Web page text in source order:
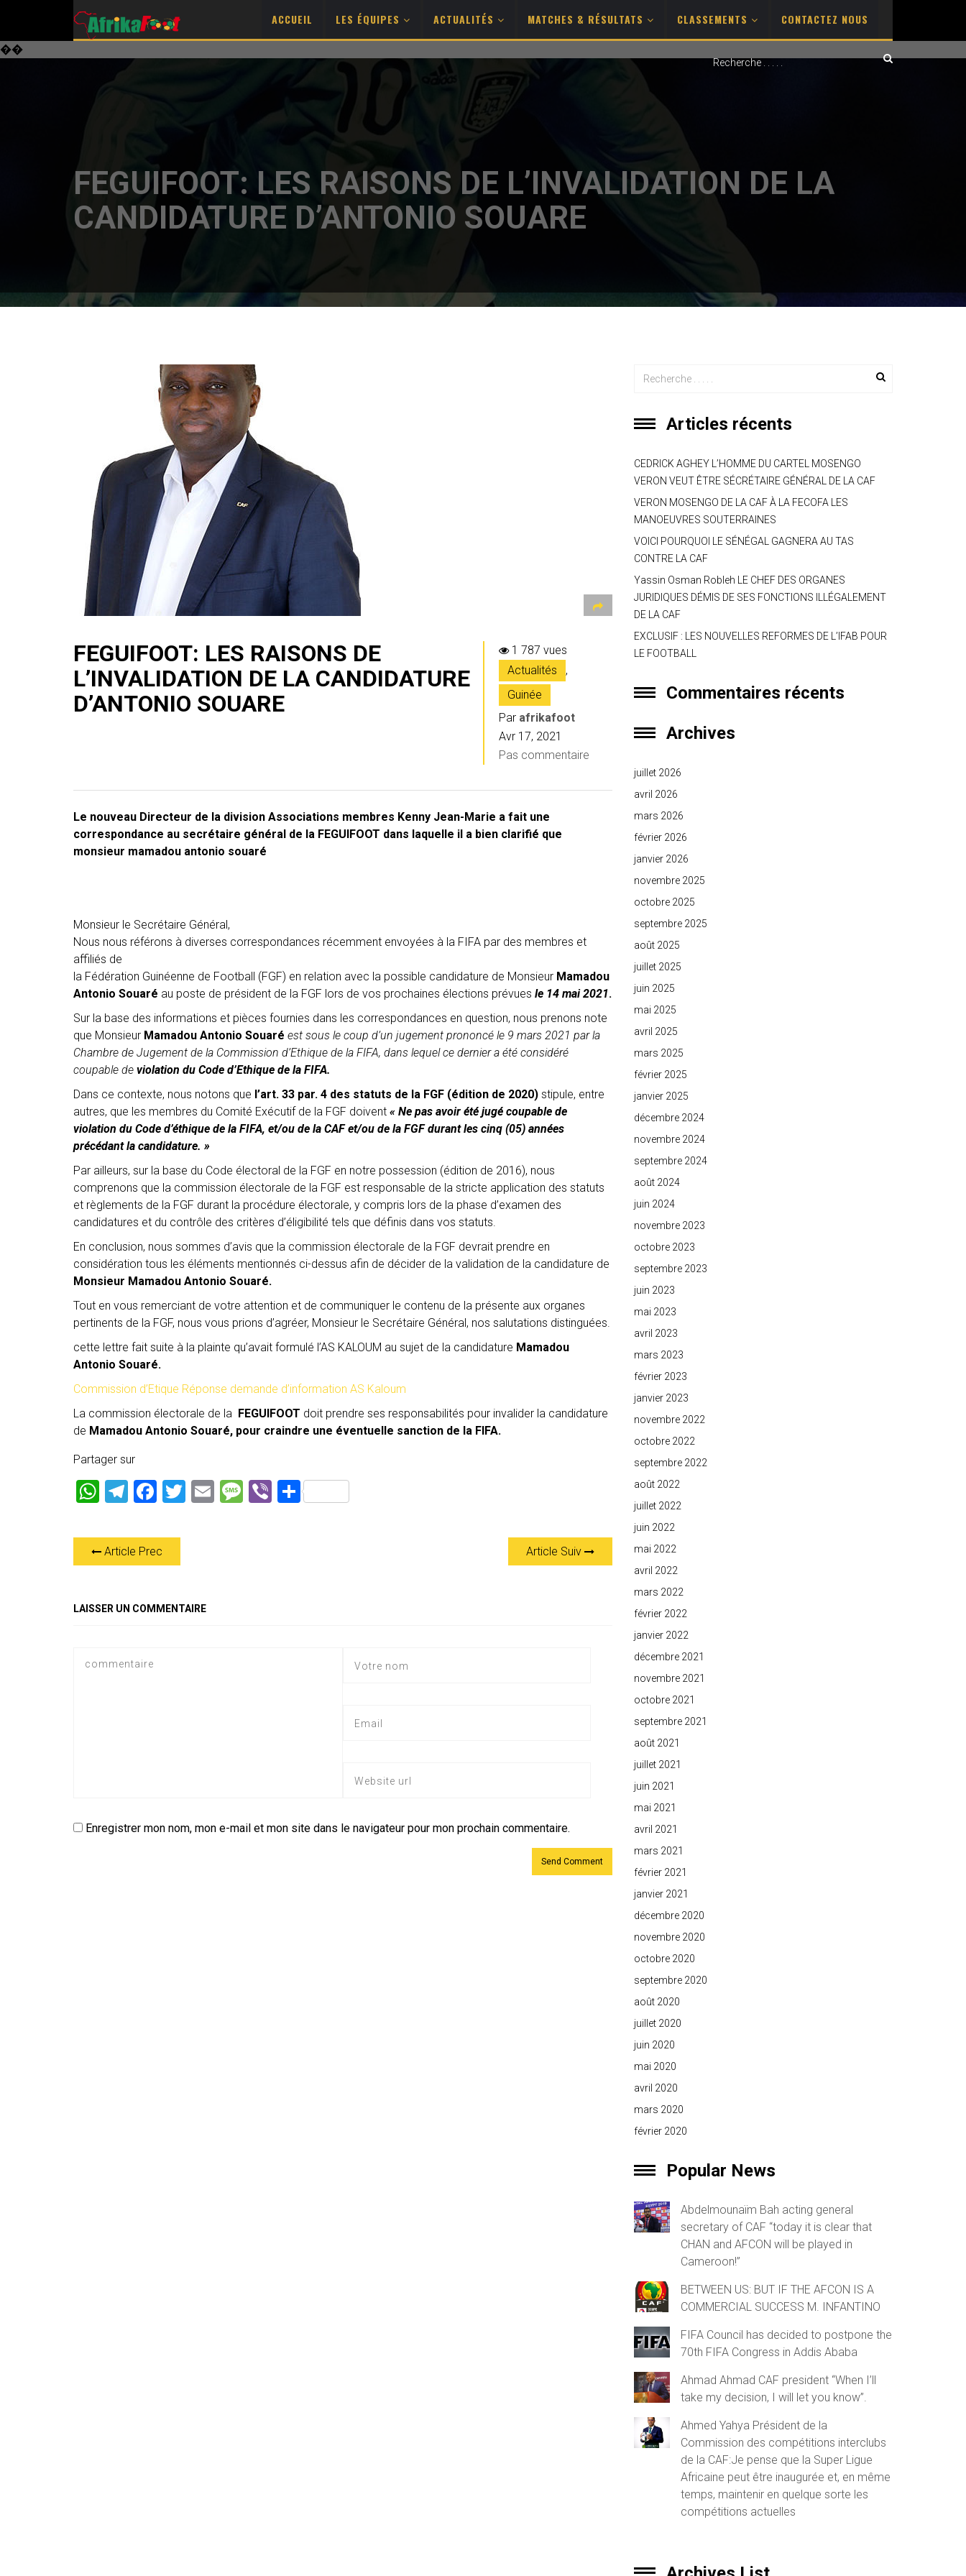
ACCUEIL LES ÉQUIPES ACTUALITÉS MATCHES & RÉSULTATS CLASSEMENTS CONTACTEZ NOUS
��
FEGUIFOOT: LES RAISONS DE L’INVALIDATION DE LA
CANDIDATURE D’ANTONIO SOUARE
FEGUIFOOT: LES RAISONS DE
L’INVALIDATION DE LA CANDIDATURE
D’ANTONIO SOUARE
1 787 vues
Actualités
,
Guinée
Par afrikafoot
Avr 17, 2021
Pas commentaire
Le nouveau Directeur de la division Associations membres Kenny Jean-Marie a fait une
correspondance au secrétaire général de la FEGUIFOOT dans laquelle il a bien clarifié que
monsieur mamadou antonio souaré
Monsieur le Secrétaire Général,
Nous nous référons à diverses correspondances récemment envoyées à la FIFA par des membres et
affiliés de
la Fédération Guinéenne de Football (FGF) en relation avec la possible candidature de Monsieur Mamadou
Antonio Souaré au poste de président de la FGF lors de vos prochaines élections prévues le 14 mai 2021.
Sur la base des informations et pièces fournies dans les correspondances en question, nous prenons note
que Monsieur Mamadou Antonio Souaré est sous le coup d’un jugement prononcé le 9 mars 2021 par la
Chambre de Jugement de la Commission d’Ethique de la FIFA, dans lequel ce dernier a été considéré
coupable de violation du Code d’Ethique de la FIFA.
Dans ce contexte, nous notons que l’art. 33 par. 4 des statuts de la FGF (édition de 2020) stipule, entre
autres, que les membres du Comité Exécutif de la FGF doivent « Ne pas avoir été jugé coupable de
violation du Code d’éthique de la FIFA, et/ou de la CAF et/ou de la FGF durant les cinq (05) années
précédant la candidature. »
Par ailleurs, sur la base du Code électoral de la FGF en notre possession (édition de 2016), nous
comprenons que la commission électorale de la FGF est responsable de la stricte application des statuts
et règlements de la FGF durant la procédure électorale, y compris lors de la phase d’examen des
candidatures et du contrôle des critères d’éligibilité tels que définis dans vos statuts.
En conclusion, nous sommes d’avis que la commission électorale de la FGF devrait prendre en
considération tous les éléments mentionnés ci-dessus afin de décider de la validation de la candidature de
Monsieur Mamadou Antonio Souaré.
Tout en vous remerciant de votre attention et de communiquer le contenu de la présente aux organes
pertinents de la FGF, nous vous prions d’agréer, Monsieur le Secrétaire Général, nos salutations distinguées.
cette lettre fait suite à la plainte qu’avait formulé l’AS KALOUM au sujet de la candidature Mamadou
Antonio Souaré.
Commission d’Etique Réponse demande d’information AS Kaloum
La commission électorale de la FEGUIFOOT doit prendre ses responsabilités pour invalider la candidature
de Mamadou Antonio Souaré, pour craindre une éventuelle sanction de la FIFA.
Partager sur
W
at
s
p
T
e
gr
m
F
ce
b
ok
T
E
M Vi P
Article Prec Article Suiv
LAISSER UN COMMENTAIRE
Enregistrer mon nom, mon e-mail et mon site dans le navigateur pour mon prochain commentaire.
Articles récents
CEDRICK AGHEY L’HOMME DU CARTEL MOSENGO
VERON VEUT ÊTRE SÉCRÉTAIRE GÉNÉRAL DE LA CAF
VERON MOSENGO DE LA CAF À LA FECOFA LES
MANOEUVRES SOUTERRAINES
VOICI POURQUOI LE SÉNÉGAL GAGNERA AU TAS
CONTRE LA CAF
Yassin Osman Robleh LE CHEF DES ORGANES
JURIDIQUES DÉMIS DE SES FONCTIONS ILLÉGALEMENT
DE LA CAF
EXCLUSIF : LES NOUVELLES REFORMES DE L’IFAB POUR
LE FOOTBALL
Commentaires récents
Archives
juillet 2026
avril 2026
mars 2026
février 2026
janvier 2026
novembre 2025
octobre 2025
septembre 2025
août 2025
juillet 2025
juin 2025
mai 2025
avril 2025
mars 2025
février 2025
janvier 2025
décembre 2024
novembre 2024
septembre 2024
août 2024
juin 2024
novembre 2023
octobre 2023
septembre 2023
juin 2023
mai 2023
avril 2023
mars 2023
février 2023
janvier 2023
novembre 2022
octobre 2022
septembre 2022
août 2022
juillet 2022
juin 2022
mai 2022
avril 2022
mars 2022
février 2022
janvier 2022
décembre 2021
novembre 2021
octobre 2021
septembre 2021
août 2021
juillet 2021
juin 2021
mai 2021
avril 2021
mars 2021
février 2021
janvier 2021
décembre 2020
novembre 2020
octobre 2020
septembre 2020
août 2020
juillet 2020
juin 2020
mai 2020
avril 2020
mars 2020
février 2020
Popular News
Abdelmounaïm Bah acting general
secretary of CAF “today it is clear that
CHAN and AFCON will be played in
Cameroon!”
BETWEEN US: BUT IF THE AFCON IS A
COMMERCIAL SUCCESS M. INFANTINO
FIFA Council has decided to postpone the
70th FIFA Congress in Addis Ababa
Ahmad Ahmad CAF president “When I’ll
take my decision, I will let you know”.
Ahmed Yahya Président de la
Commission des compétitions interclubs
de la CAF:Je pense que la Super Ligue
Africaine peut être inaugurée et, en même
temps, maintenir en quelque sorte les
compétitions actuelles